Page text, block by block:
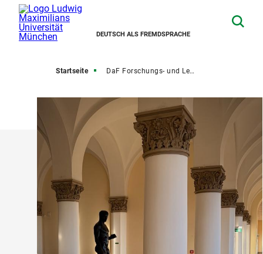
DEUTSCH ALS FREMDSPRACHE
Startseite DaF Forschungs- und Lehrbereiche